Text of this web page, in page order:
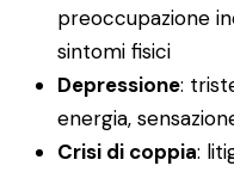
preoccupazione
sintomi fisici
Depressione:
energia,
Crisi di coppia: